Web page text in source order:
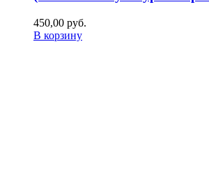
450,00 руб.
В корзину